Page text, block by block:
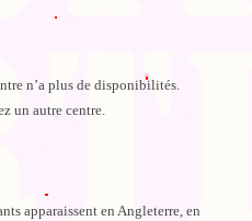
n’a plus de disponibilités.
un autre centre.
apparaissent en Angleterre, en